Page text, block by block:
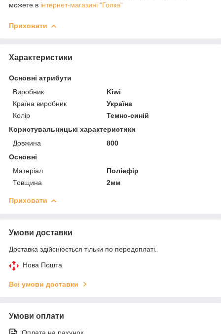
можете в інтернет-магазині "Голка"
Приховати
Характеристики
Основні атрибути
Виробник
Kiwi
Країна виробник
Україна
Колір
Темно-синій
Користувальницькі характеристики
Довжина
800
Основні
Матеріал
Поліефір
Товщина
2мм
Приховати
Умови доставки
Доставка здійснюється тільки по передоплаті.
Нова Пошта
Всі умови доставки
Умови оплати
Оплата на рахунок